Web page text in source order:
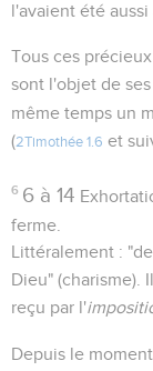
l'avaient été aussi
Tous ces
sont l'objet de
même temps un
(2Timothée 1.6 et
6 6 à 14
ferme.
Littéralement :
Dieu" (charisme).
reçu par l'
Depuis le